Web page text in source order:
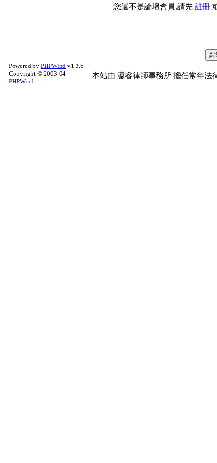
您還不是論壇會員,請先 註冊
Powered by PHPWind v1.3.6
Copyright © 2003-04
PHPWind
本站由 瀛睿律師事務所 擔任常年法